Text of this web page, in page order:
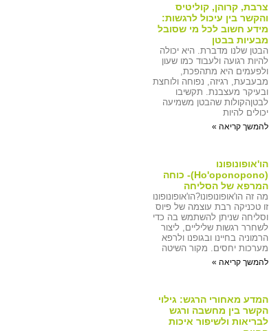
צרבת, קרוהן, קוליטיס
והקשר בין עיכול לרגשות:
מידע חשוב לכל מי שסובל
מבעיות בבטן
הבטן שלנו מדברת. היא יכולה
להיות רגועה ולעבוד כמו שעון
ולפעמים היא מתהפכת,
מבעבעת, רגיזה, נפוחה ולוחצת
ובעיקר מעצבנת. תקשיבו
לבטןהקולות שהבטן משמיעה
יכולים להיות
להמשך קריאה »
הו'אופונופונו
(Ho'oponopono)- כוחה
המרפא של הסליחה
מה זה הו'אופונופונו?הו'אופונופונו
זו טכניקה רבת עוצמה של פיוס
וסליחה שניתן להשתמש בה כדי
לשחרר רגשות שליליים, ליצור
הרמוניה בחיינו ובגופנו ולרפא
מערכות יחסים. מקור השיטה
להמשך קריאה »
המדע מאחורי הרגש: גילוי
הקשר בין מחשבה ורגש
לבריאות ולשיפור איכות